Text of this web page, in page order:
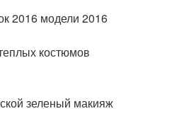
2016 модели 2016
костюмов
зеленый макияж